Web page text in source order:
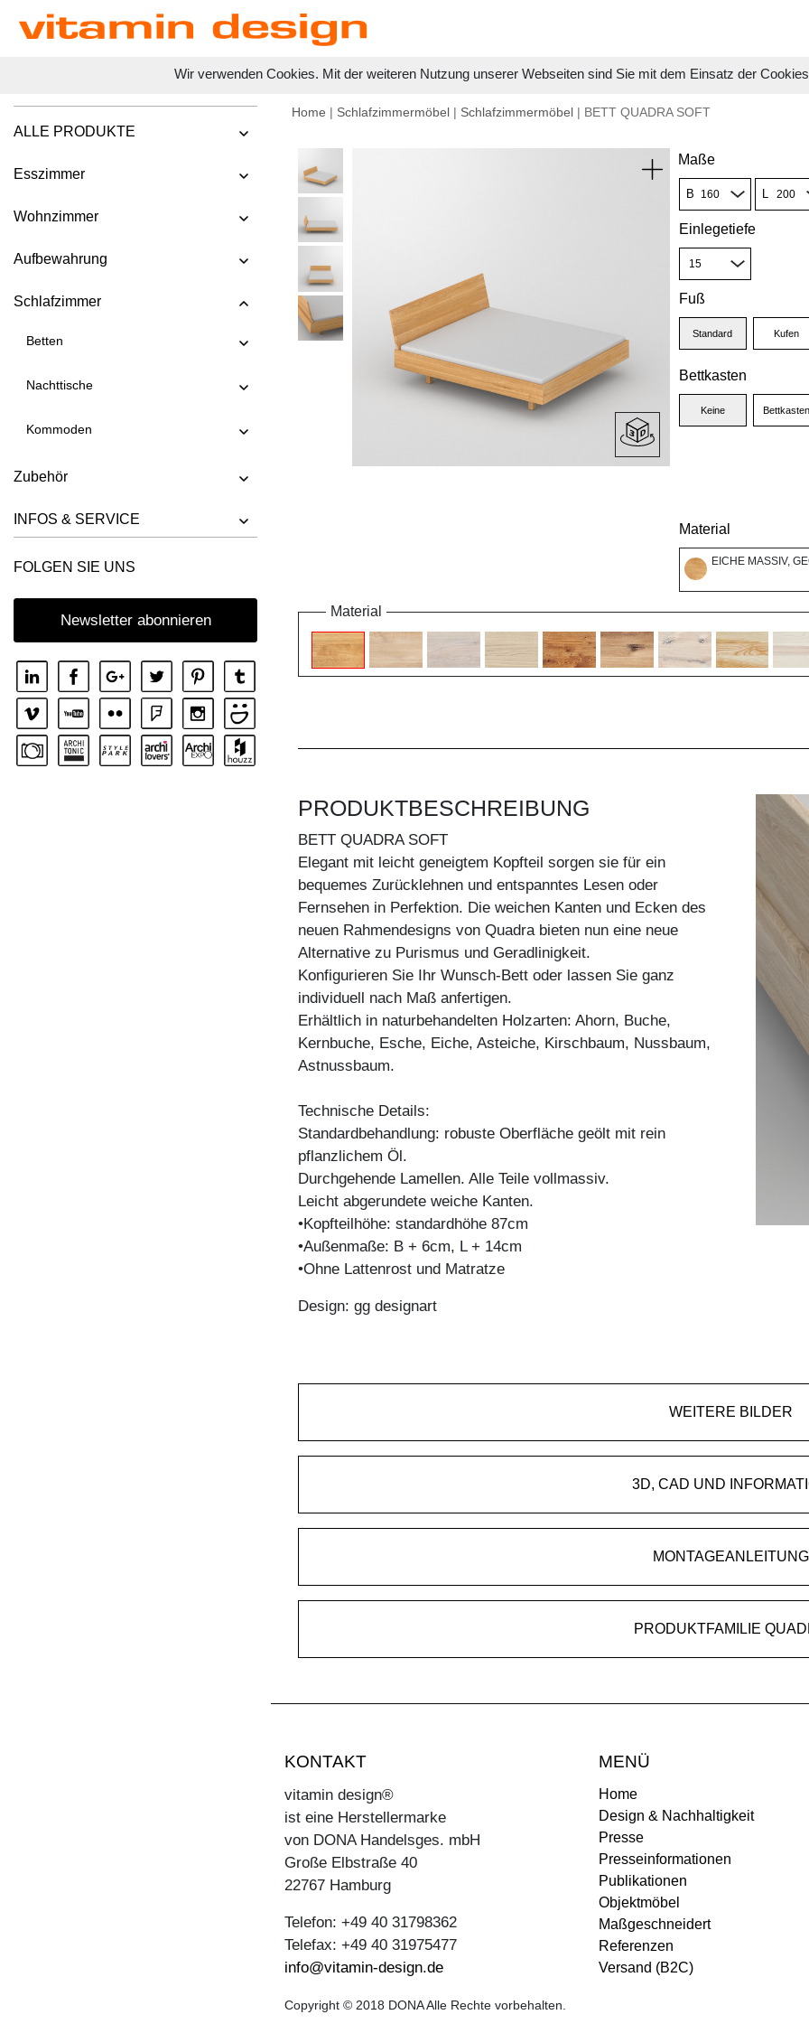
Wir verwenden Cookies. Mit der weiteren Nutzung unserer Webseiten sind Sie mit dem Einsatz der
ALLE PRODUKTE
Esszimmer
Wohnzimmer
Aufbewahrung
Schlafzimmer
Betten
Nachttische
Kommoden
Zubehör
INFOS & SERVICE
FOLGEN SIE UNS
Newsletter abonnieren
Home | Schlafzimmermöbel | Schlafzimmermöbel | BETT QUADRA SOFT
Maße
B L
Einlegetiefe
Fuß
Standard Kufen
Bettkasten
Keine
Material
EICHE MASSIV,
Material
PRODUKTBESCHREIBUNG
BETT QUADRA SOFT
Elegant mit leicht geneigtem Kopfteil sorgen sie für ein
bequemes Zurücklehnen und entspanntes Lesen oder
Fernsehen in Perfektion. Die weichen Kanten und Ecken des
neuen Rahmendesigns von Quadra bieten nun eine neue
Alternative zu Purismus und Geradlinigkeit.
Konfigurieren Sie Ihr Wunsch-Bett oder lassen Sie ganz
individuell nach Maß anfertigen.
Erhältlich in naturbehandelten Holzarten: Ahorn, Buche,
Kernbuche, Esche, Eiche, Asteiche, Kirschbaum, Nussbaum,
Astnussbaum.
Technische Details:
Standardbehandlung: robuste Oberfläche geölt mit rein
pflanzlichem Öl.
Durchgehende Lamellen. Alle Teile vollmassiv.
Leicht abgerundete weiche Kanten.
•Kopfteilhöhe: standardhöhe 87cm
•Außenmaße: B + 6cm, L + 14cm
•Ohne Lattenrost und Matratze
Design: gg designart
WEITERE BILDER
3D, CAD UND
MONTAGEANLEITUNG
PRODUKTFAMILIE
KONTAKT
vitamin design®
ist eine Herstellermarke
von DONA Handelsges. mbH
Große Elbstraße 40
22767 Hamburg
Telefon: +49 40 31798362
Telefax: +49 40 31975477
info@vitamin-design.de
MENÜ
Home
Design & Nachhaltigkeit
Presse
Presseinformationen
Publikationen
Objektmöbel
Maßgeschneidert
Referenzen
Versand (B2C)
Copyright © 2018 DONA Alle Rechte vorbehalten.